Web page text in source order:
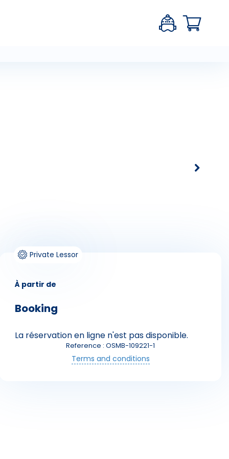
Skieurs
Private Lessor
À partir de
Booking
La réservation en ligne n'est pas disponible.
Reference : OSMB-109221-1
Terms and conditions